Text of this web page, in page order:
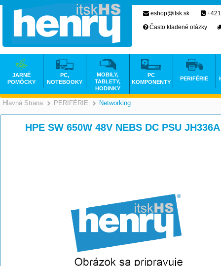
Hlavná Strana >
PERIFÉRIE >
Networking
HPE SW 650W 48V NEBS DC PSU JH336A
eshop@itsk.sk
Často kladené otázky
JARNÉ
POMÔCKY
PC,
NOTEBOOKY
MOBILY,
TABLETY,
HODINKY
PC
KOMPONENTY
PERIFÉRIE